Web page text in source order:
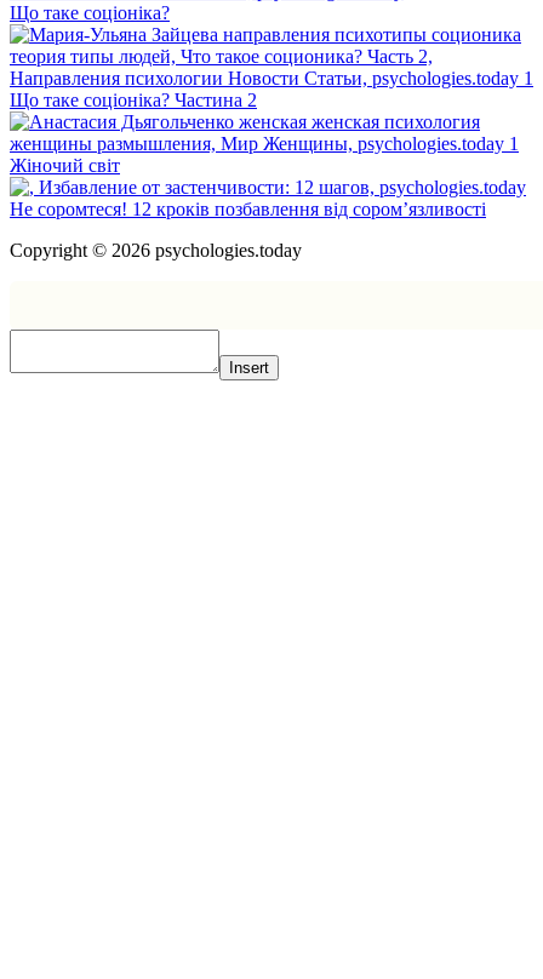
Що таке соціоніка?
Що таке соціоніка? Частина 2
Жіночий світ
Не соромтеся! 12 кроків позбавлення від сором’язливості
Copyright © 2026 psychologies.today
Insert